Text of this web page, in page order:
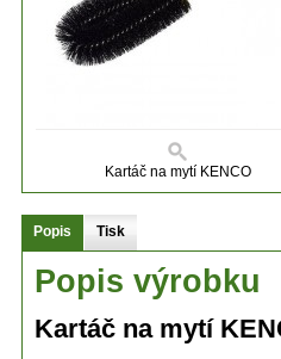
Kartáč na mytí KENCO
Popis Tisk
Popis výrobku
Kartáč na mytí